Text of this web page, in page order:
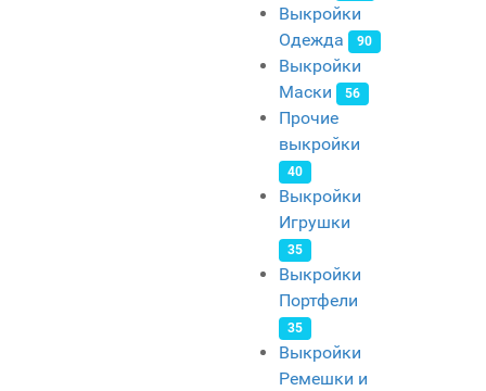
Выкройки
Одежда
90
Выкройки
Маски
56
Прочие
выкройки
40
Выкройки
Игрушки
35
Выкройки
Портфели
35
Выкройки
Ремешки и